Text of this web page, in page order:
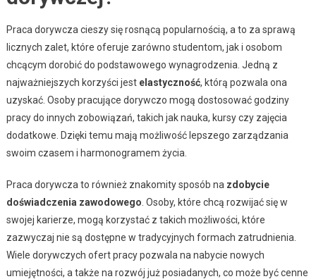
Praca dorywcza cieszy się rosnącą popularnością, a to za sprawą
licznych zalet, które oferuje zarówno studentom, jak i osobom
chcącym dorobić do podstawowego wynagrodzenia. Jedną z
najważniejszych korzyści jest elastyczność, którą pozwala ona
uzyskać. Osoby pracujące dorywczo mogą dostosować godziny
pracy do innych zobowiązań, takich jak nauka, kursy czy zajęcia
dodatkowe. Dzięki temu mają możliwość lepszego zarządzania
swoim czasem i harmonogramem życia.
Praca dorywcza to również znakomity sposób na zdobycie
doświadczenia zawodowego . Osoby, które chcą rozwijać się w
swojej karierze, mogą korzystać z takich możliwości, które
zazwyczaj nie są dostępne w tradycyjnych formach zatrudnienia.
Wiele dorywczych ofert pracy pozwala na nabycie nowych
umiejętności, a także na rozwój już posiadanych, co może być cenne